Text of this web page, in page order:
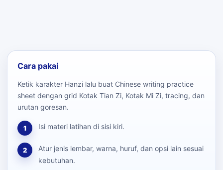
Cara pakai
Ketik karakter Hanzi lalu buat Chinese writing practice
sheet dengan grid Kotak Tian Zi, Kotak Mi Zi, tracing, dan
urutan goresan.
1 Isi materi latihan di sisi kiri.
2
Atur jenis lembar, warna, huruf, dan opsi lain sesuai
kebutuhan.